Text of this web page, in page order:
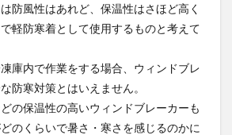
防風性はあれど、保温性はさほど高く
軽防寒着として使用するものと考えて
庫内で作業をする場合、ウィンドブレ
防寒対策とはいえません。
の保温性の高いウィンドブレーカーも
のくらいで暑さ・寒さを感じるのかに